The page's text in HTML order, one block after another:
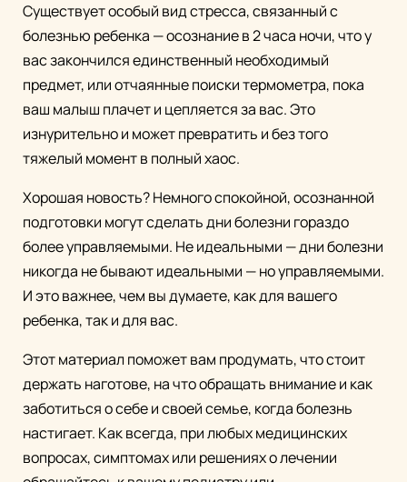
Существует особый вид стресса, связанный с
болезнью ребенка — осознание в 2 часа ночи, что у
вас закончился единственный необходимый
предмет, или отчаянные поиски термометра, пока
ваш малыш плачет и цепляется за вас. Это
изнурительно и может превратить и без того
тяжелый момент в полный хаос.
Хорошая новость? Немного спокойной, осознанной
подготовки могут сделать дни болезни гораздо
более управляемыми. Не идеальными — дни болезни
никогда не бывают идеальными — но управляемыми.
И это важнее, чем вы думаете, как для вашего
ребенка, так и для вас.
Этот материал поможет вам продумать, что стоит
держать наготове, на что обращать внимание и как
заботиться о себе и своей семье, когда болезнь
настигает. Как всегда, при любых медицинских
вопросах, симптомах или решениях о лечении